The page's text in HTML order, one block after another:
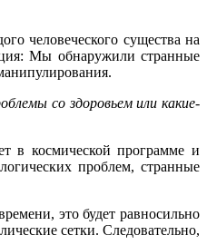
человеческого существа на
Мы обнаружили странные
со здоровьем или какие-
в космической программе и
проблем, странные
это будет равносильно
сетки. Следовательно,